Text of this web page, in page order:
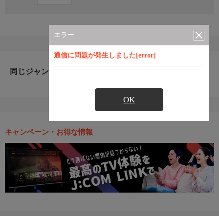
エラー
通信に問題が発生しました[error]
OK
同じジャンルのおすすめ番組
キャンペーン・お得な情報